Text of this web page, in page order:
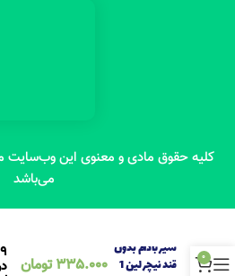
کلیه حقوق مادی و معنوی این وب‌سایت
می‌باشد
شیر بادام بدون
قند نیچر لین 1
335.000 تومان 0